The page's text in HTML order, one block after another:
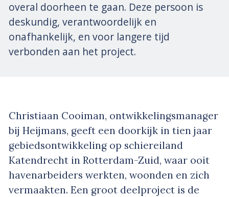
overal doorheen te gaan. Deze persoon is
deskundig, verantwoordelijk en
onafhankelijk, en voor langere tijd
verbonden aan het project.
Christiaan Cooiman, ontwikkelingsmanager
bij Heijmans, geeft een doorkijk in tien jaar
gebiedsontwikkeling op schiereiland
Katendrecht in Rotterdam-Zuid, waar ooit
havenarbeiders werkten, woonden en zich
vermaakten. Een groot deelproject is de